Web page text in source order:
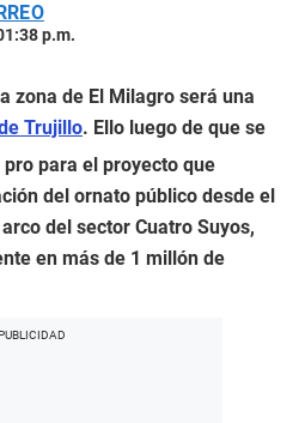
p.m.
zona de El Milagro será una
Trujillo. Ello luego de que se
para el proyecto que
del ornato público desde el
del sector Cuatro Suyos,
en más de 1 millón de